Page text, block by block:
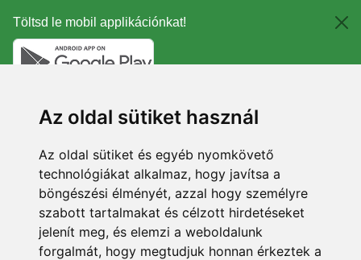
Töltsd le mobil applikációnkat!
Az oldal sütiket használ
Az oldal sütiket és egyéb nyomkövető
technológiákat alkalmaz, hogy javítsa a
böngészési élményét, azzal hogy személyre
szabott tartalmakat és célzott hirdetéseket
jelenít meg, és elemzi a weboldalunk
forgalmát, hogy megtudjuk honnan érkeztek a